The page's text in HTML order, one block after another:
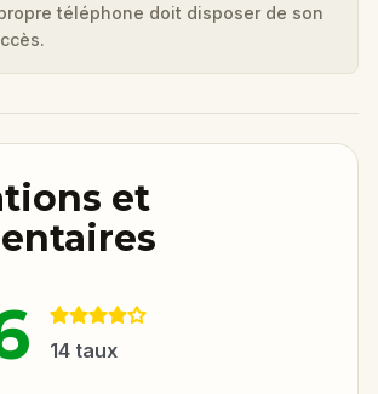
téléphone doit disposer de son
et
14 taux